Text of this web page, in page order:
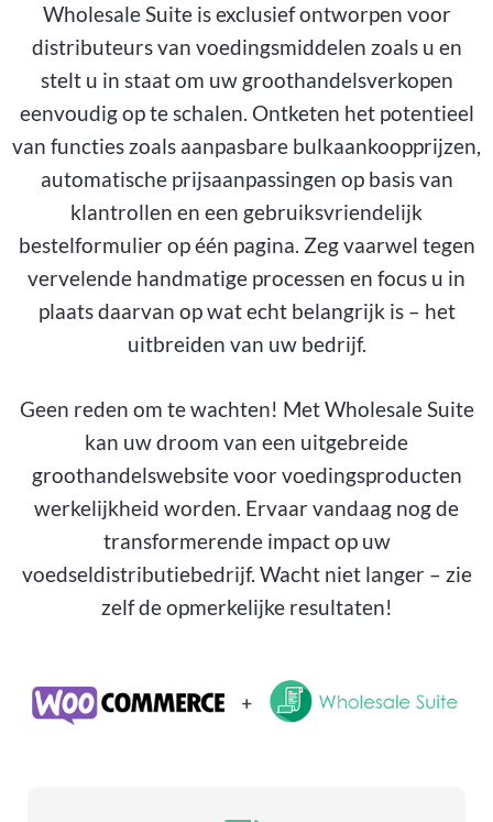
Wholesale Suite is exclusief ontworpen voor
distributeurs van voedingsmiddelen zoals u en
stelt u in staat om uw groothandelsverkopen
eenvoudig op te schalen. Ontketen het potentieel
van functies zoals aanpasbare bulkaankoopprijzen,
automatische prijsaanpassingen op basis van
klantrollen en een gebruiksvriendelijk
bestelformulier op één pagina. Zeg vaarwel tegen
vervelende handmatige processen en focus u in
plaats daarvan op wat echt belangrijk is – het
uitbreiden van uw bedrijf.
Geen reden om te wachten! Met Wholesale Suite
kan uw droom van een uitgebreide
groothandelswebsite voor voedingsproducten
werkelijkheid worden. Ervaar vandaag nog de
transformerende impact op uw
voedseldistributiebedrijf. Wacht niet langer – zie
zelf de opmerkelijke resultaten!